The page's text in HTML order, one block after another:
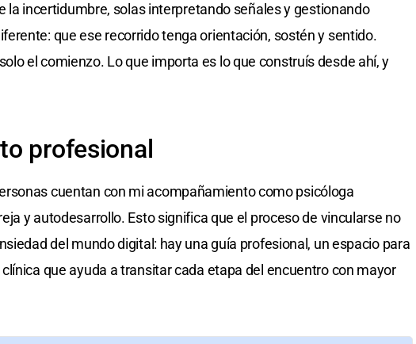
la incertidumbre, solas interpretando señales y gestionando
que ese recorrido tenga orientación, sostén y sentido.
el comienzo. Lo que importa es lo que construís desde ahí, y
profesional
cuentan con mi acompañamiento como psicóloga
y autodesarrollo. Esto significa que el proceso de vincularse no
del mundo digital: hay una guía profesional, un espacio para
que ayuda a transitar cada etapa del encuentro con mayor